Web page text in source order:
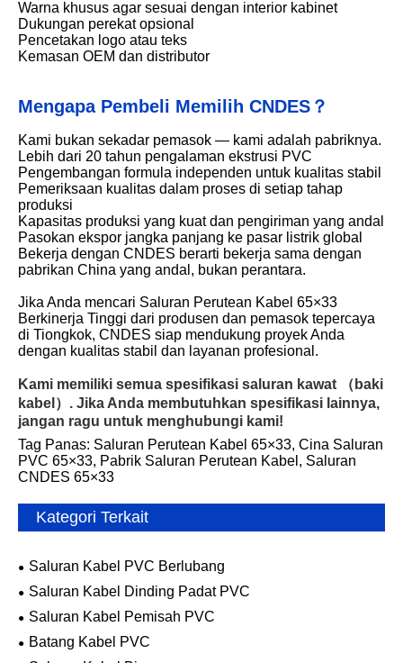
Warna khusus agar sesuai dengan interior kabinet
Dukungan perekat opsional
Pencetakan logo atau teks
Kemasan OEM dan distributor
Mengapa Pembeli Memilih CNDES？
Kami bukan sekadar pemasok — kami adalah pabriknya.
Lebih dari 20 tahun pengalaman ekstrusi PVC
Pengembangan formula independen untuk kualitas stabil
Pemeriksaan kualitas dalam proses di setiap tahap
produksi
Kapasitas produksi yang kuat dan pengiriman yang andal
Pasokan ekspor jangka panjang ke pasar listrik global
Bekerja dengan CNDES berarti bekerja sama dengan
pabrikan China yang andal, bukan perantara.
Jika Anda mencari Saluran Perutean Kabel 65×33
Berkinerja Tinggi dari produsen dan pemasok tepercaya
di Tiongkok, CNDES siap mendukung proyek Anda
dengan kualitas stabil dan layanan profesional.
Kami memiliki semua spesifikasi saluran kawat （baki
kabel）. Jika Anda membutuhkan spesifikasi lainnya,
jangan ragu untuk menghubungi kami!
Tag Panas: Saluran Perutean Kabel 65×33, Cina Saluran
PVC 65×33, Pabrik Saluran Perutean Kabel, Saluran
CNDES 65×33
Kategori Terkait
Saluran Kabel PVC Berlubang
Saluran Kabel Dinding Padat PVC
Saluran Kabel Pemisah PVC
Batang Kabel PVC